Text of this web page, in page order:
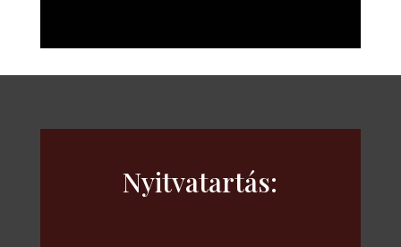
Nyitvatartás: